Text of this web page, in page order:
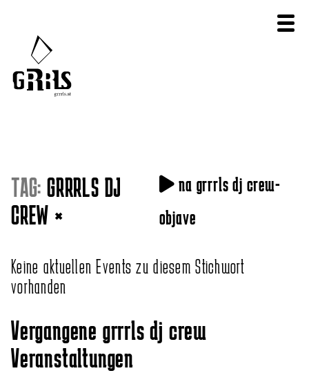
TAG: GRRRLS DJ
CREW ×
na grrrls dj crew-
objave
Keine aktuellen Events zu diesem Stichwort
vorhanden
Vergangene grrrls dj crew
Veranstaltungen